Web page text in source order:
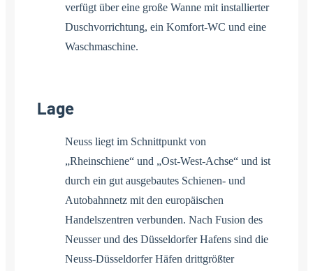
verfügt über eine große Wanne mit installierter
Duschvorrichtung, ein Komfort-WC und eine
Waschmaschine.
Lage
Neuss liegt im Schnittpunkt von
„Rheinschiene“ und „Ost-West-Achse“ und ist
durch ein gut ausgebautes Schienen- und
Autobahnnetz mit den europäischen
Handelszentren verbunden. Nach Fusion des
Neusser und des Düsseldorfer Hafens sind die
Neuss-Düsseldorfer Häfen drittgrößter